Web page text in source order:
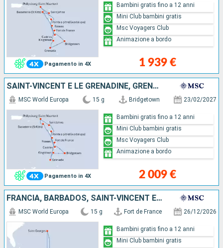
Pagamento in 4X 1 939 €
Bambini gratis fino a 12 anni
Mini Club bambini gratis
Msc Voyagers Club
Animazione a bordo
SAINT-VINCENT E LE GRENADINE, GRENADA, ANTIGUA E BARBUDA, SAINT MARTIN, SAN CRISTOFORO E NEVIS, DOMINICA, MARTINICA, GUADALUPA, SANTA LUCIA, BARBADOS
Pagamento in 4X
MSC World Europa 15 g Bridgetown 23/02/2027
2 009 €
Bambini gratis fino a 12 anni
Mini Club bambini gratis
Msc Voyagers Club
Animazione a bordo
FRANCIA, BARBADOS, SAINT-VINCENT E LE GRENADINE, GRENADA, SANTA LUCIA
MSC World Europa 15 g Fort de France 26/12/2026
Bambini gratis fino a 12 anni
Mini Club bambini gratis